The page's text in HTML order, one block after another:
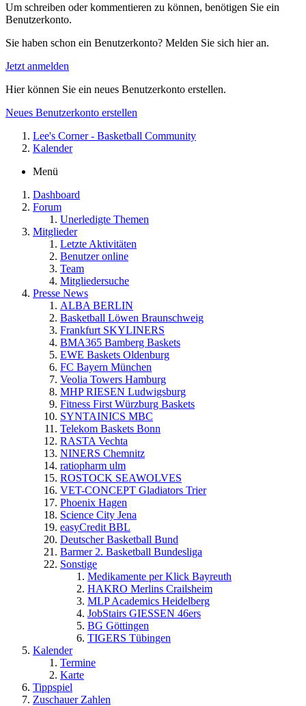
Um schreiben oder kommentieren zu können, benötigen Sie ein
Benutzerkonto.
Sie haben schon ein Benutzerkonto? Melden Sie sich hier an.
Jetzt anmelden
Hier können Sie ein neues Benutzerkonto erstellen.
Neues Benutzerkonto erstellen
Lee's Corner - Basketball Community
Kalender
Menü
Dashboard
Forum
Unerledigte Themen
Mitglieder
Letzte Aktivitäten
Benutzer online
Team
Mitgliedersuche
Presse News
ALBA BERLIN
Basketball Löwen Braunschweig
Frankfurt SKYLINERS
BMA365 Bamberg Baskets
EWE Baskets Oldenburg
FC Bayern München
Veolia Towers Hamburg
MHP RIESEN Ludwigsburg
Fitness First Würzburg Baskets
SYNTAINICS MBC
Telekom Baskets Bonn
RASTA Vechta
NINERS Chemnitz
ratiopharm ulm
ROSTOCK SEAWOLVES
VET-CONCEPT Gladiators Trier
Phoenix Hagen
Science City Jena
easyCredit BBL
Deutscher Basketball Bund
Barmer 2. Basketball Bundesliga
Sonstige
Medikamente per Klick Bayreuth
HAKRO Merlins Crailsheim
MLP Academics Heidelberg
JobStairs GIESSEN 46ers
BG Göttingen
TIGERS Tübingen
Kalender
Termine
Karte
Tippspiel
Zuschauer Zahlen